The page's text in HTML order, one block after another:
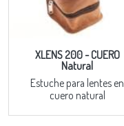
XLENS 200 - CUERO
Natural
Estuche para lentes en
cuero natural